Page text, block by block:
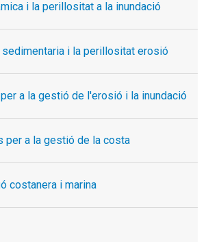
i la perillositat a la inundació
sedimentaria i la perillositat erosió
a la gestió de l'erosió i la inundació
per a la gestió de la costa
costanera i marina